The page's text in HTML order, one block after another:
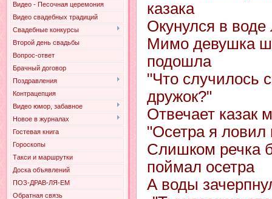
Видео - Песочная церемония
Видео свадебных традиций
Свадебные конкурсы
Второй день свадьбы
Вопрос-ответ
Брачный договор
Поздравления
Контрацепция
Видео юмор, забавное
Новое в журналах
Гостевая книга
Гороскопы
Такси и маршрутки
Доска объявлений
ПОЗ-ДРАВ-ЛЯ-ЕМ
Обратная связь
казака
Окунулся в воде
Мимо девушка
подошла
"Что случилось
дpужок?"
Отвечает казак
"Осетpа я ловил
Слишком pечка
поймал осетpа
А воды